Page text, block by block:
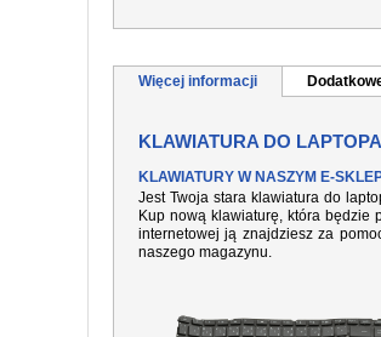
Więcej informacji
KLAWIATURA DO
KLAWIATURY W NASZYM E-
Jest Twoja stara klawiatura do
Kup nową klawiaturę, która będzie
internetowej ją znajdziesz za
naszego magazynu.